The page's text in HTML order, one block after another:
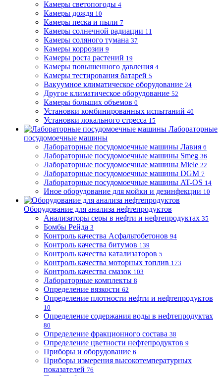
Камеры светопогоды 4
Камеры дождя 10
Камеры песка и пыли 7
Камеры солнечной радиации 11
Камеры соляного тумана 37
Камеры коррозии 9
Камеры роста растений 19
Камеры повышенного давления 4
Камеры тестирования батарей 5
Вакуумное климатическое оборудование 24
Другое климатическое оборудование 52
Камеры больших объемов 0
Установки комбинированных испытаний 40
Установки локального стресса 15
Лабораторные
посудомоечные машины
Лабораторные посудомоечные машины Лавия 6
Лабораторные посудомоечные машины Smeg 36
Лабораторные посудомоечные машины Miele 22
Лабораторные посудомоечные машины DGM 7
Лабораторные посудомоечные машины AT-OS 14
Иное оборудование для мойки и дезинфекции 10
Оборудование для анализа нефтепродуктов
Анализаторы серы в нефти и нефтепродуктах 35
Бомбы Рейда 3
Контроль качества Асфальтобетонов 94
Контроль качества битумов 139
Контроль качества катализаторов 5
Контроль качества моторных топлив 173
Контроль качества смазок 103
Лабораторные комплекты 8
Определение вязкости 62
Определение плотности нефти и нефтепродуктов
10
Определение содержания воды в нефтепродуктах
80
Определение фракционного состава 38
Определение цветности нефтепродуктов 9
Приборы и оборудование 6
Приборы измерения высокотемпературных
показателей 76